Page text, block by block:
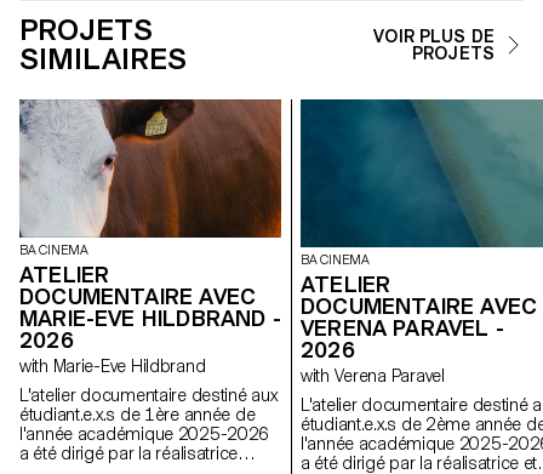
PROJETS
SIMILAIRES
VOIR PLUS DE
PROJETS
BA CINEMA
ATELIER
DOCUMENTAIRE AVEC
MARIE-EVE HILDBRAND -
2026
with Marie-Eve Hildbrand
L'atelier documentaire destiné aux
étudiant.e.x.s de 1ère année de
l'année académique 2025-2026
a été dirigé par la réalisatrice
BA CINEMA
ATELIER
DOCUMENTAIRE AVEC
VERENA PARAVEL -
2026
with Verena Paravel
L'atelier documentaire destiné
étudiant.e.x.s de 2ème année
l'année académique 2025-
a été dirigé par la réalisatrice et